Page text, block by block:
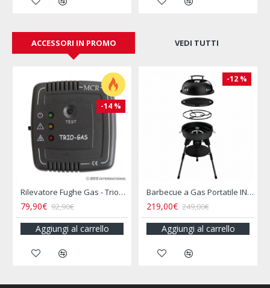
ACCESSORI IN PROMO VEDI TUTTI
Barbecue a Gas Portatile INCASA Bollitore 2L Acciaio Inox per Camper e Campeggio
16,00€
Aggiungi al carrello
16,90€
Aggiungi al